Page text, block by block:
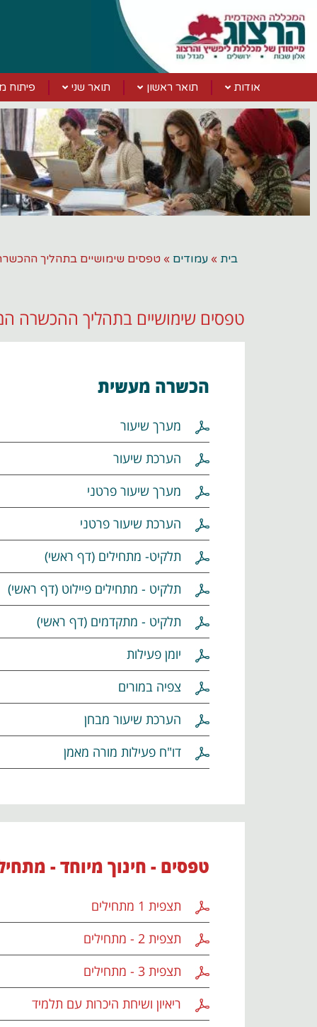
לתוכן
אודות תואר ראשון תואר שני פיתוח
בית » עמודים » טפסים שימושיים בתהליך
טפסים שימושיים בתהליך ההכשרה
הכשרה מעשית
מערך שיעור
הערכת שיעור
מערך שיעור פרטני
הערכת שיעור פרטני
תלקיט- מתחילים (דף ראשי)
תלקיט - מתחילים פיילוט (דף ראשי)
תלקיט - מתקדמים (דף ראשי)
יומן פעילות
צפיה במורים
הערכת שיעור מבחן
דו"ח פעילות מורה מאמן
טפסים - חינוך מיוחד -
תצפית 1 מתחילים
תצפית 2 - מתחילים
תצפית 3 - מתחילים
ריאיון ושיחת היכרות עם תלמיד